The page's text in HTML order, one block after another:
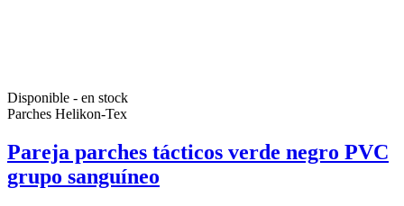
Disponible - en stock
Parches Helikon-Tex
Pareja parches tácticos verde negro PVC
grupo sanguíneo